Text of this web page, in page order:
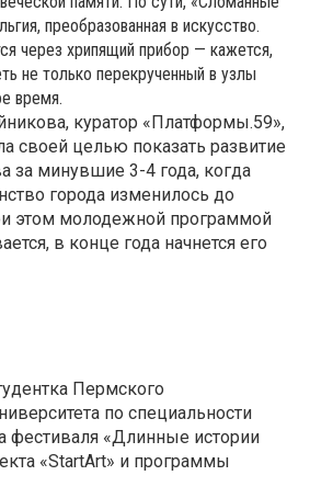
преобразованная в искусство.
через хрипящий прибор — кажется,
не только перекрученный в узлы
время.
куратор «Платформы.59»,
своей целью показать развитие
за минувшие 3-4 года, когда
города изменилось до
этом молодежной программой
в конце года начнется его
Пермского
по специальности
фестиваля «Длинные истории
«StartArt» и программы